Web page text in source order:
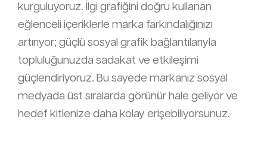
kurguluyoruz. İlgi grafiğini doğru kullanan
eğlenceli içeriklerle marka farkındalığınızı
artırıyor; güçlü sosyal grafik bağlantılarıyla
topluluğunuzda sadakat ve etkileşimi
güçlendiriyoruz. Bu sayede markanız sosyal
medyada üst sıralarda görünür hale geliyor ve
hedef kitlenize daha kolay erişebiliyorsunuz.